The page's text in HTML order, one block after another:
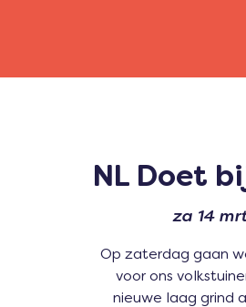
NL Doet
za 14
Op zaterdag gaan
voor ons
nieuwe laag grind